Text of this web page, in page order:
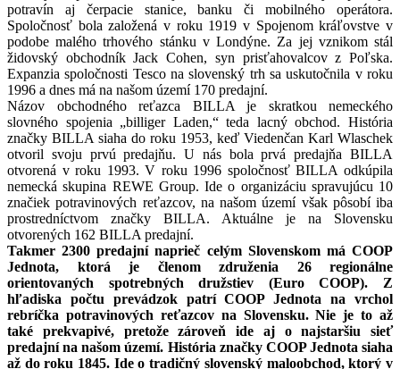
potravín aj čerpacie stanice, banku či mobilného operátora.
Spoločnosť bola založená v roku 1919 v Spojenom kráľovstve v
podobe malého trhového stánku v Londýne. Za jej vznikom stál
židovský obchodník Jack Cohen, syn prisťahovalcov z Poľska.
Expanzia spoločnosti Tesco na slovenský trh sa uskutočnila v roku
1996 a dnes má na našom území 170 predajní.
Názov obchodného reťazca BILLA je skratkou nemeckého
slovného spojenia „billiger Laden,“ teda lacný obchod. História
značky BILLA siaha do roku 1953, keď Viedenčan Karl Wlaschek
otvoril svoju prvú predajňu. U nás bola prvá predajňa BILLA
otvorená v roku 1993. V roku 1996 spoločnosť BILLA odkúpila
nemecká skupina REWE Group. Ide o organizáciu spravujúcu 10
značiek potravinových reťazcov, na našom území však pôsobí iba
prostredníctvom značky BILLA. Aktuálne je na Slovensku
otvorených 162 BILLA predajní.
Takmer 2300 predajní naprieč celým Slovenskom má COOP
Jednota, ktorá je členom združenia 26 regionálne
orientovaných spotrebných družstiev (Euro COOP). Z
hľadiska počtu prevádzok patrí COOP Jednota na vrchol
rebríčka potravinových reťazcov na Slovensku. Nie je to až
také prekvapivé, pretože zároveň ide aj o najstaršiu sieť
predajní na našom území. História značky COOP Jednota siaha
až do roku 1845. Ide o tradičný slovenský maloobchod, ktorý v